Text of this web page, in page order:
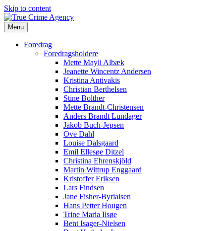
Skip to content
Menu
Foredrag
Foredragsholdere
Mette Mayli Albæk
Jeanette Wincentz Andersen
Kristina Antivakis
Christian Berthelsen
Stine Bolther
Mette Brandt-Christensen
Anders Brandt Lundager
Jakob Buch-Jepsen
Ove Dahl
Louise Dalsgaard
Emil Ellesøe Ditzel
Christina Ehrenskjöld
Martin Wittrup Enggaard
Kristoffer Eriksen
Lars Findsen
Jane Fisher-Byrialsen
Hans Petter Hougen
Trine Maria Ilsøe
Bent Isager-Nielsen